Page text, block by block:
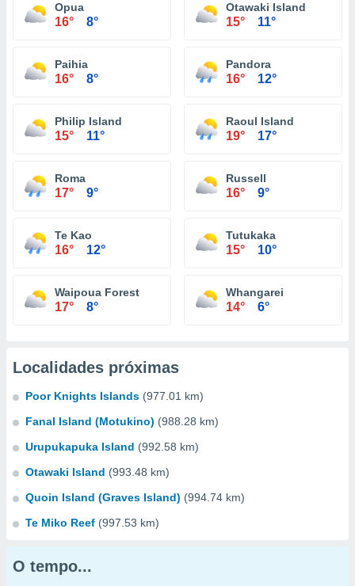
Opua
16° 8°
Otawaki Island
15° 11°
Paihia
16° 8°
Pandora
16° 12°
Philip Island
15° 11°
Raoul Island
19° 17°
Roma
17° 9°
Russell
16° 9°
Te Kao
16° 12°
Tutukaka
15° 10°
Waipoua Forest
17° 8°
Whangarei
14° 6°
Localidades próximas
Poor Knights Islands (977.01 km)
Fanal Island (Motukino) (988.28 km)
Urupukapuka Island (992.58 km)
Otawaki Island (993.48 km)
Quoin Island (Graves Island) (994.74 km)
Te Miko Reef (997.53 km)
O tempo...